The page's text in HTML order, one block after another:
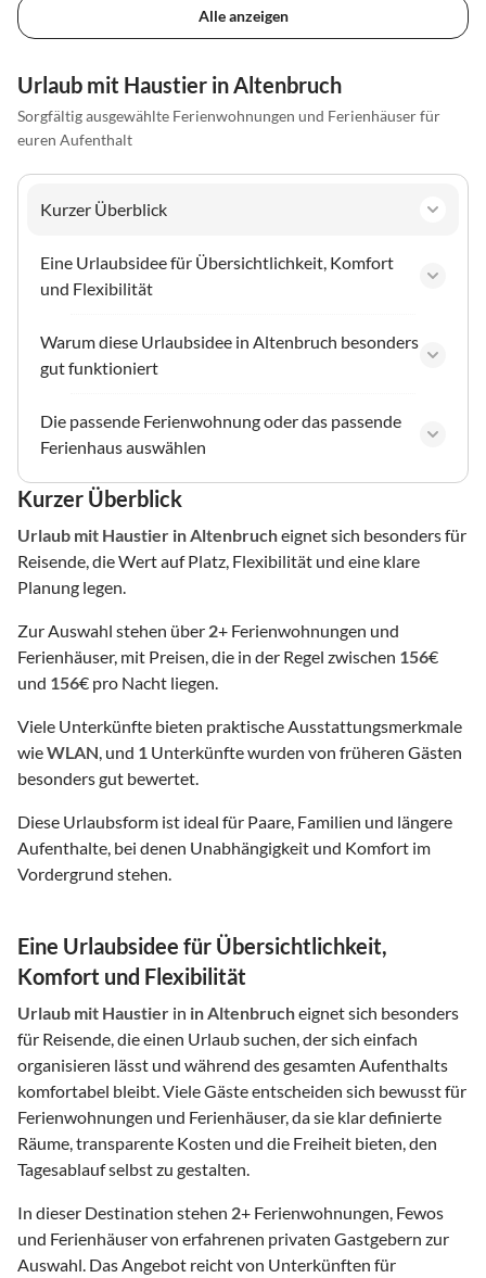
Alle anzeigen
Urlaub mit Haustier in Altenbruch
Sorgfältig ausgewählte Ferienwohnungen und Ferienhäuser für
euren Aufenthalt
Kurzer Überblick
Eine Urlaubsidee für Übersichtlichkeit, Komfort
und Flexibilität
Warum diese Urlaubsidee in Altenbruch besonders
gut funktioniert
Die passende Ferienwohnung oder das passende
Ferienhaus auswählen
Kurzer Überblick
Urlaub mit Haustier in Altenbrucheignet sich besonders für
Reisende, die Wert auf Platz, Flexibilität und eine klare
Planung legen.
Zur Auswahl stehen über 2+ Ferienwohnungen und
Ferienhäuser, mit Preisen, die in der Regel zwischen 156€
und 156€ pro Nacht liegen.
Viele Unterkünfte bieten praktische Ausstattungsmerkmale
wieWLAN , und 1 Unterkünfte wurden von früheren Gästen
besonders gut bewertet.
Diese Urlaubsform ist ideal für Paare, Familien und längere
Aufenthalte, bei denen Unabhängigkeit und Komfort im
Vordergrund stehen.
Eine Urlaubsidee für Übersichtlichkeit,
Komfort und Flexibilität
Urlaub mit Haustier in in Altenbrucheignet sich besonders
für Reisende, die einen Urlaub suchen, der sich einfach
organisieren lässt und während des gesamten Aufenthalts
komfortabel bleibt. Viele Gäste entscheiden sich bewusst für
Ferienwohnungen und Ferienhäuser, da sie klar definierte
Räume, transparente Kosten und die Freiheit bieten, den
Tagesablauf selbst zu gestalten.
In dieser Destination stehen 2+ Ferienwohnungen, Fewos
und Ferienhäuser von erfahrenen privaten Gastgebern zur
Auswahl. Das Angebot reicht von Unterkünften für